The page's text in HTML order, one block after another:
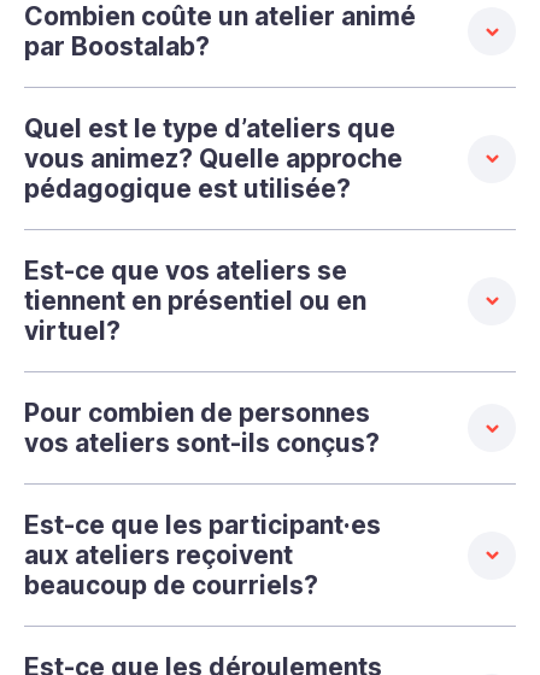
Combien coûte un atelier animé
par Boostalab?
Quel est le type d’ateliers que
vous animez? Quelle approche
pédagogique est utilisée?
Est-ce que vos ateliers se
tiennent en présentiel ou en
virtuel?
Pour combien de personnes
vos ateliers sont-ils conçus?
Est-ce que les participant·es
aux ateliers reçoivent
beaucoup de courriels?
Est-ce que les déroulements